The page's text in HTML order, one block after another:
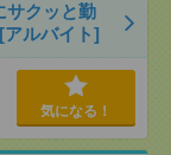
サクッと勤
ルバイト]
気になる！